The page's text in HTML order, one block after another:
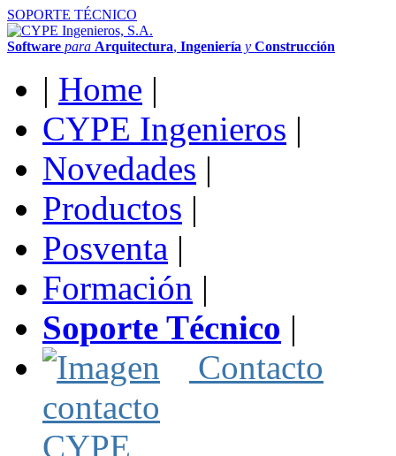
SOPORTE TÉCNICO
Software para Arquitectura, Ingeniería y Construcción
| Home |
CYPE Ingenieros |
Novedades |
Productos |
Posventa |
Formación |
Soporte Técnico |
Contacto